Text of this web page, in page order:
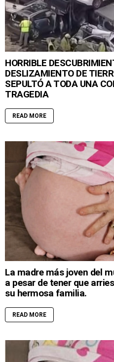
HORRIBLE
DESLIZAMIENTO DE
SEPULTÓ A TODA UNA
TRAGEDIA
READ MORE
La madre más joven del
a pesar de tener que
su hermosa familia.
READ MORE